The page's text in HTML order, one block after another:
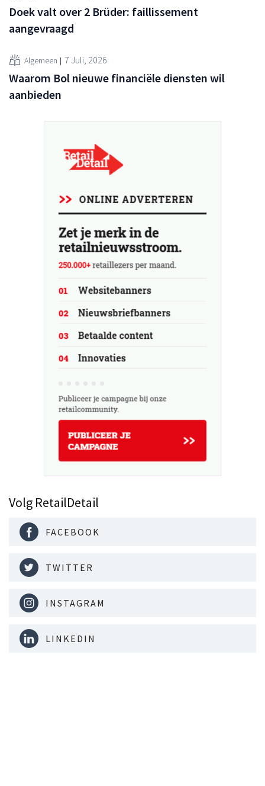
Doek valt over 2 Brüder: faillissement
aangevraagd
Algemeen 7 Juli, 2026
Waarom Bol nieuwe financiële diensten wil
aanbieden
Volg RetailDetail
FACEBOOK
TWITTER
INSTAGRAM
LINKEDIN